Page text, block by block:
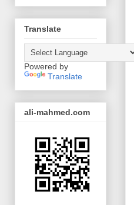
Translate
Powered by
Translate
ali-mahmed.com